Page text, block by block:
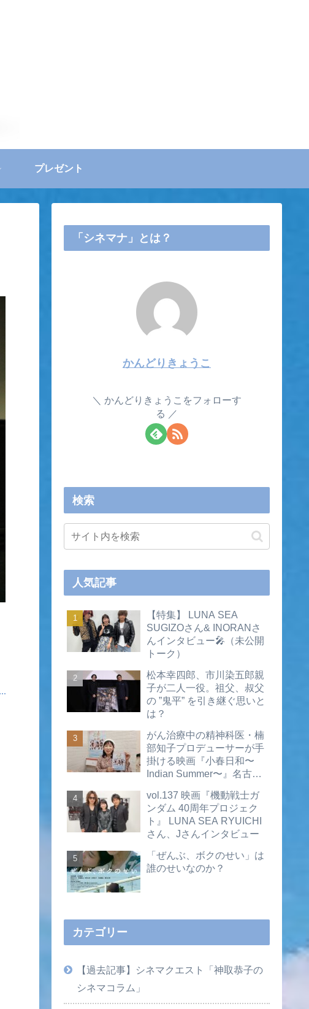
プレゼント
「シネマナ」とは？
かんどりきょうこ
かんどりきょうこをフォローす
る
検索
人気記事
【特集】 LUNA SEA
SUGIZOさん& INORANさ
んインタビュー🎤（未公開
トーク）
松本幸四郎、市川染五郎親
子が二人一役。祖父、叔父
の ”鬼平” を引き継ぐ思いと
は？
がん治療中の精神科医・楠
部知子プロデューサーが手
掛ける映画『小春日和〜
Indian Summer〜』名古屋
画あり）
vol.137 映画『機動戦士ガ
ンダム 40周年プロジェク
ト』 LUNA SEA RYUICHI
さん、Jさんインタビュー
「ぜんぶ、ボクのせい」は
誰のせいなのか？
カテゴリー
【過去記事】シネマクエスト「神取恭子の
シネマコラム」